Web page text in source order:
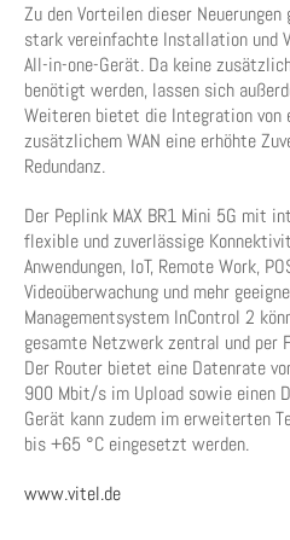
Zu den Vorteilen dieser Neuerungen
stark vereinfachte Installation und
All-in-one-Gerät. Da keine
benötigt werden, lassen sich
Weiteren bietet die Integration von
zusätzlichem WAN eine erhöhte
Redundanz.
Der Peplink MAX BR1 Mini 5G mit
flexible und zuverlässige
Anwendungen, IoT, Remote Work,
Videoüberwachung und mehr
Managementsystem InControl 2
gesamte Netzwerk zentral und
Der Router bietet eine Datenrate
900 Mbit/s im Upload sowie einen
Gerät kann zudem im erweiterten
bis +65 °C eingesetzt werden.
www.vitel.de